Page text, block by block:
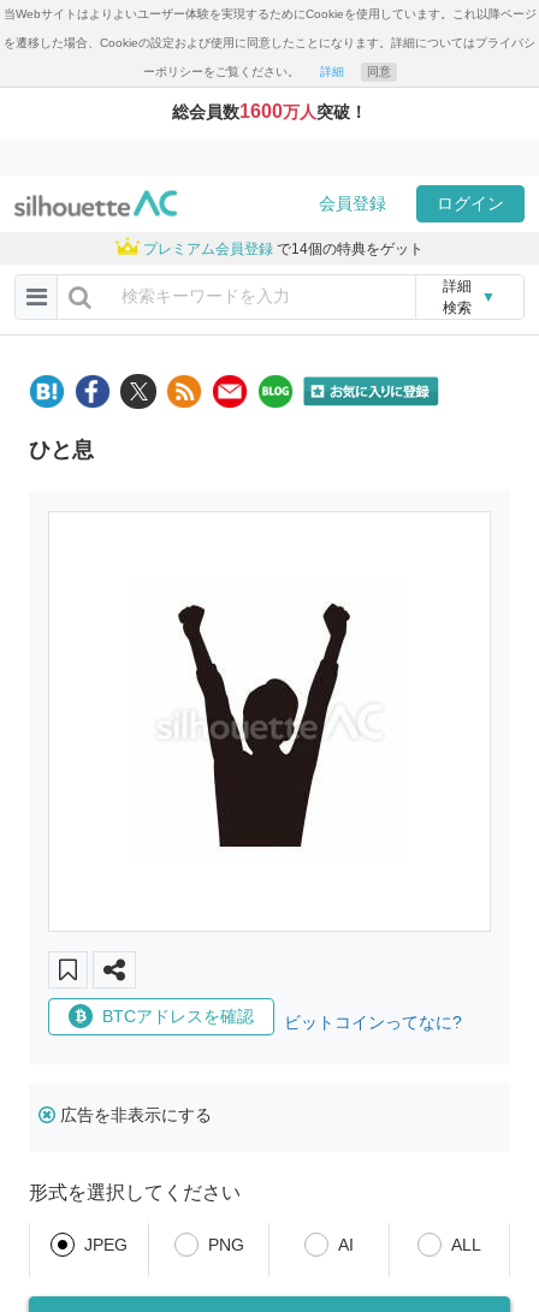
当Webサイトはよりよいユーザー体験を実現するためにCookieを使用しています。これ以降ページ
を遷移した場合、Cookieの設定および使用に同意したことになります。詳細についてはプライバシ
ーポリシーをご覧ください。 詳細 同意
総会員数1600万人突破！
会員登録 ログイン
プレミアム会員登録 で14個の特典をゲット
詳細
検索
▼
ひと息
BTCアドレスを確認 ビットコインってなに?
広告を非表示にする
形式を選択してください
JPEG PNG AI ALL